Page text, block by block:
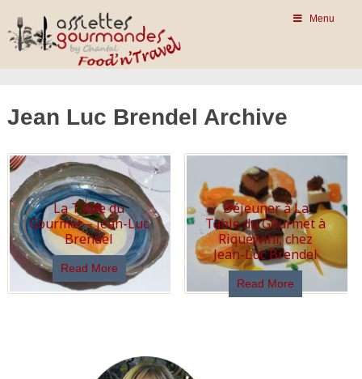
Menu
Jean Luc Brendel Archive
La Table du
Gourmet – Jean-Luc
Brendel
Read More
Déjeuner à La
Table du Gourmet à
Riquewihr, chez
Jean-Luc Brendel
Read More